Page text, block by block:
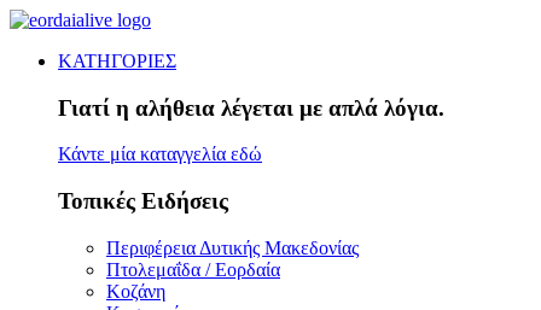
ΚΑΤΗΓΟΡΙΕΣ
Γιατί η αλήθεια λέγεται με απλά λόγια.
Κάντε μία καταγγελία εδώ
Τοπικές Ειδήσεις
Περιφέρεια Δυτικής Μακεδονίας
Πτολεμαΐδα / Εορδαία
Κοζάνη